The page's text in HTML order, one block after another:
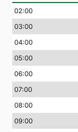
02:00
03:00
04:00
05:00
06:00
07:00
08:00
09:00